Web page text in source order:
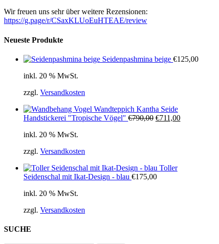
Wir freuen uns sehr über weitere Rezensionen:
https://g.page/r/CSaxKLUoEuHTEAE/review
Neueste Produkte
Seidenpashmina beige €125,00
inkl. 20 % MwSt.
zzgl. Versandkosten
Wandteppich Kantha Seide
Handstickerei "Tropische Vögel" €790,00 Ursprünglicher
€711,00Aktueller
inkl. 20 % MwSt.
zzgl. Versandkosten
Toller
Seidenschal mit Ikat-Design - blau €175,00
inkl. 20 % MwSt.
zzgl. Versandkosten
SUCHE